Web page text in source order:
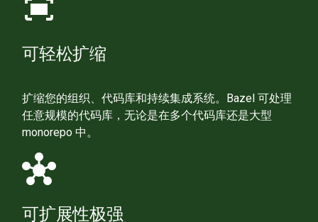
fit_screen
可轻松扩缩
扩缩您的组织、代码库和持续集成系统。Bazel 可处理
任意规模的代码库，无论是在多个代码库还是大型
monorepo 中。
hub
可扩展性极强